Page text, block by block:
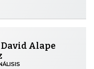
David Alape